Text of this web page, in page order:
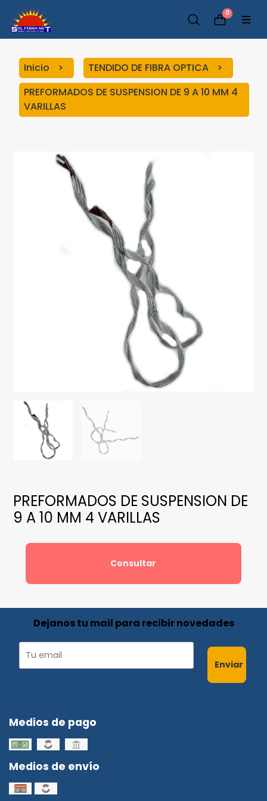
0
Inicio
TENDIDO DE FIBRA OPTICA
PREFORMADOS DE SUSPENSION DE 9 A 10 MM 4
VARILLAS
PREFORMADOS DE SUSPENSION DE
9 A 10 MM 4 VARILLAS
Consultar
Dejanos tu mail para recibir novedades
Enviar
Medios de pago
Medios de envío